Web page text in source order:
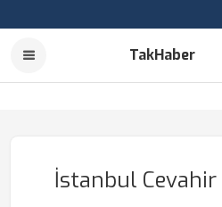
TakHaber
İstanbul Cevahir